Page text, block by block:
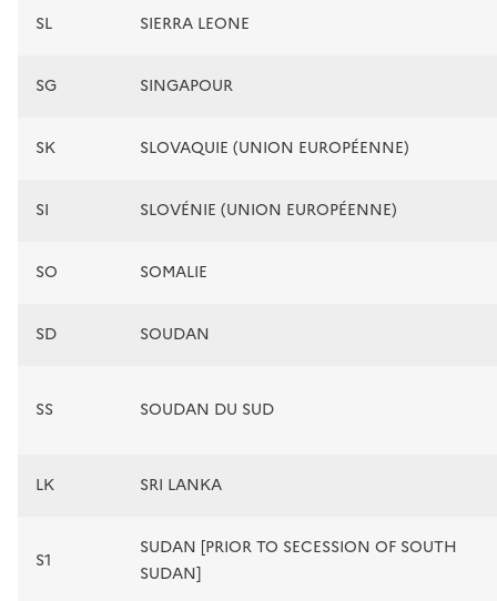
SL SIERRA LEONE
SG SINGAPOUR
SK SLOVAQUIE (UNION EUROPÉENNE)
SI SLOVÉNIE (UNION EUROPÉENNE)
SO SOMALIE
SD SOUDAN
SS SOUDAN DU SUD
LK SRI LANKA
S1
SUDAN [PRIOR TO SECESSION OF SOUTH
SUDAN]